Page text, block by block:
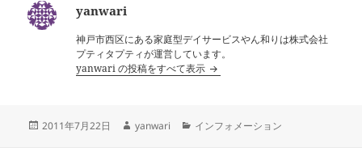
yanwari
神戸市西区にある家庭型デイサービスやん和りは株式会社
プティタプティが運営しています。
yanwari の投稿をすべて表示
投
2011年7月22日
作
yanwari
カ
インフォメーション